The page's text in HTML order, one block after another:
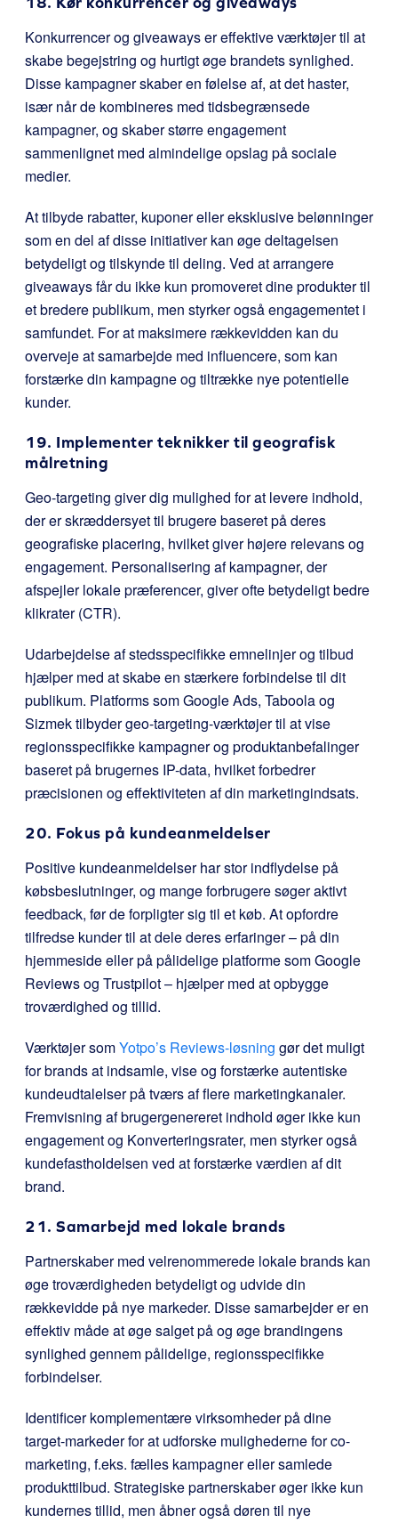
Konkurrencer og giveaways er effektive værktøjer til at
skabe begejstring og hurtigt øge brandets synlighed.
Disse kampagner skaber en følelse af, at det haster,
især når de kombineres med tidsbegrænsede
kampagner, og skaber større engagement
sammenlignet med almindelige opslag på sociale
medier.
At tilbyde rabatter, kuponer eller eksklusive belønninger
som en del af disse initiativer kan øge deltagelsen
betydeligt og tilskynde til deling. Ved at arrangere
giveaways får du ikke kun promoveret dine produkter til
et bredere publikum, men styrker også engagementet i
samfundet. For at maksimere rækkevidden kan du
overveje at samarbejde med influencere, som kan
forstærke din kampagne og tiltrække nye potentielle
kunder.
19. Implementer teknikker til geografisk
målretning
Geo-targeting giver dig mulighed for at levere indhold,
der er skræddersyet til brugere baseret på deres
geografiske placering, hvilket giver højere relevans og
engagement. Personalisering af kampagner, der
afspejler lokale præferencer, giver ofte betydeligt bedre
klikrater (CTR).
Udarbejdelse af stedsspecifikke emnelinjer og tilbud
hjælper med at skabe en stærkere forbindelse til dit
publikum. Platforms som Google Ads, Taboola og
Sizmek tilbyder geo-targeting-værktøjer til at vise
regionsspecifikke kampagner og produktanbefalinger
baseret på brugernes IP-data, hvilket forbedrer
præcisionen og effektiviteten af din marketingindsats.
20. Fokus på kundeanmeldelser
Positive kundeanmeldelser har stor indflydelse på
købsbeslutninger, og mange forbrugere søger aktivt
feedback, før de forpligter sig til et køb. At opfordre
tilfredse kunder til at dele deres erfaringer – på din
hjemmeside eller på pålidelige platforme som Google
Reviews og Trustpilot – hjælper med at opbygge
troværdighed og tillid.
Værktøjer somYotpo’s Reviews-løsning gør det muligt
for brands at indsamle, vise og forstærke autentiske
kundeudtalelser på tværs af flere marketingkanaler.
Fremvisning af brugergenereret indhold øger ikke kun
engagement og Konverteringsrater, men styrker også
kundefastholdelsen ved at forstærke værdien af dit
brand.
21. Samarbejd med lokale brands
Partnerskaber med velrenommerede lokale brands kan
øge troværdigheden betydeligt og udvide din
rækkevidde på nye markeder. Disse samarbejder er en
effektiv måde at øge salget på og øge brandingens
synlighed gennem pålidelige, regionsspecifikke
forbindelser.
Identificer komplementære virksomheder på dine
target-markeder for at udforske mulighederne for co-
marketing, f.eks. fælles kampagner eller samlede
produkttilbud. Strategiske partnerskaber øger ikke kun
kundernes tillid, men åbner også døren til nye